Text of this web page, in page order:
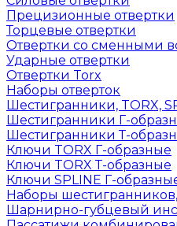
Прецизионные отвертки
Торцевые отвертки
Отвертки со сменными
Ударные отвертки
Отвертки Torx
Наборы отверток
Шестигранники, TORX,
Шестигранники Г-
Шестигранники Т-
Ключи TORX Г-образные
Ключи TORX Т-образные
Ключи SPLINE Г-
Наборы
Шарнирно-губцевый